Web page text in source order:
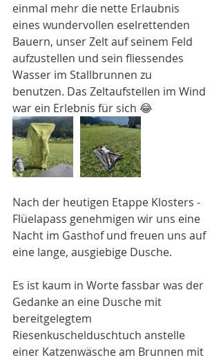
einmal mehr die nette Erlaubnis
eines wundervollen eselrettenden
Bauern, unser Zelt auf seinem Feld
aufzustellen und sein fliessendes
Wasser im Stallbrunnen zu
benutzen. Das Zeltaufstellen im Wind
war ein Erlebnis für sich 😂
Nach der heutigen Etappe Klosters -
Flüelapass genehmigen wir uns eine
Nacht im Gasthof und freuen uns auf
eine lange, ausgiebige Dusche.
Es ist kaum in Worte fassbar was der
Gedanke an eine Dusche mit
bereitgelegtem
Riesenkuschelduschtuch anstelle
einer Katzenwäsche am Brunnen mit